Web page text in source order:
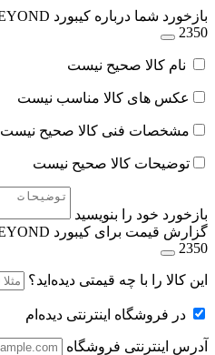
2350
نام کالا صحیح نیست
عکس های کالا مناسب نیست
مشخصات فنی کالا صحیح نیست
توضیحات کالا صحیح نیست
بازخورد خود را بنویسید
2350
این کالا را با چه قیمتی دیده‌اید؟
در فروشگاه اینترنتی دیده‌ام
آدرس اینترنتی فروشگاه